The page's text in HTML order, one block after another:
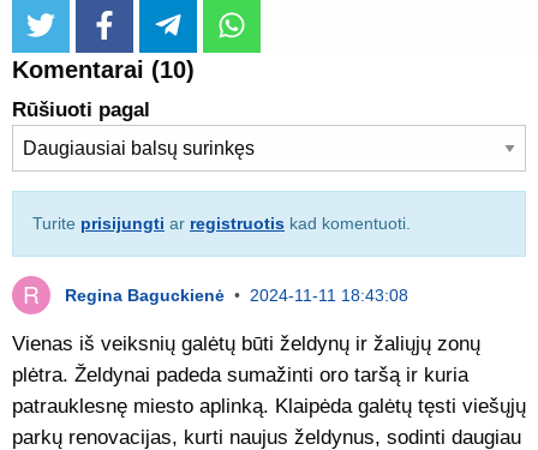
twitter facebook telegram
Komentarai (10)
Rūšiuoti pagal
Turite prisijungti ar registruotis kad komentuoti.
Regina Baguckienė • 2024-11-11 18:43:08
Vienas iš veiksnių galėtų būti želdynų ir žaliųjų zonų
plėtra. Želdynai padeda sumažinti oro taršą ir kuria
patrauklesnę miesto aplinką. Klaipėda galėtų tęsti viešųjų
parkų renovacijas, kurti naujus želdynus, sodinti daugiau